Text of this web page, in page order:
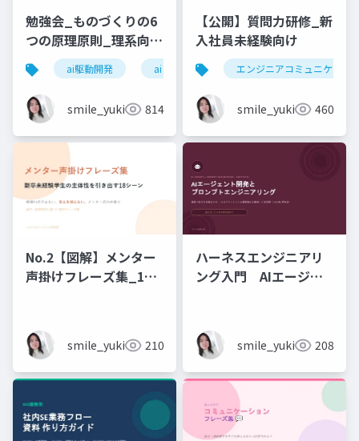
勉強会_ものづくりの6
つの原理原則_理系向け
6時間_2026_05_24_
石黒友季子
ai駆動開発 ai
smile_yukiko_it814
【公開】質問力研修_新
入社員未経験向け
エンジニアコミュニケーシ
smile_yukiko_it460
No.2【図解】メンター
声掛けフレーズ集_18
smile_yukiko_it210
ハーネスエンジニアリ
ング入門 AIエージェ
smile_yukiko_it208